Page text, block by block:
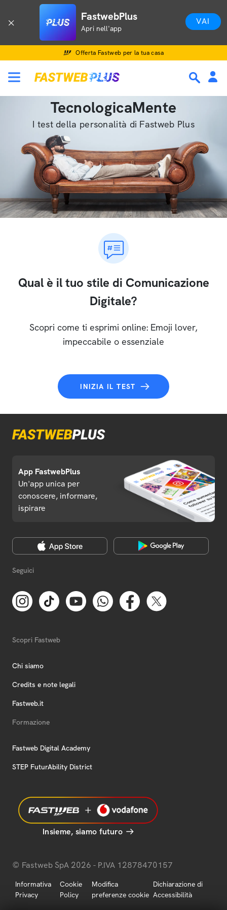
FastwebPlus
Apri nell'app
VAI
Offerta Fastweb per la tua casa
TecnologicaMente
I test della personalità di Fastweb Plus
Qual è il tuo stile di Comunicazione
Digitale?
Scopri come ti esprimi online: Emoji lover,
impeccabile o essenziale
INIZIA IL TEST
App FastwebPlus
Un'app unica per
conoscere, informare,
ispirare
Seguici
Scopri Fastweb
Chi siamo
Credits e note legali
Fastweb.it
Formazione
Fastweb Digital Academy
STEP FuturAbility District
Insieme, siamo futuro
© Fastweb SpA 2026 - P.IVA 12878470157
Informativa
Privacy
Cookie
Policy
Modifica
preferenze cookie
Dichiarazione di
Accessibilità